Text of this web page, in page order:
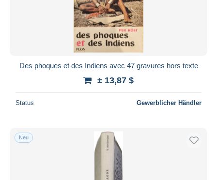
Des phoques et des Indiens avec 47 gravures hors texte
± 13,87 $
Status Gewerblicher Händler
Neu